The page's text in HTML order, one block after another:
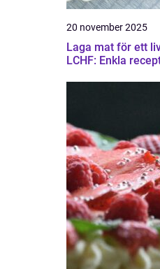
20 november 2025
Laga mat för ett
LCHF: Enkla